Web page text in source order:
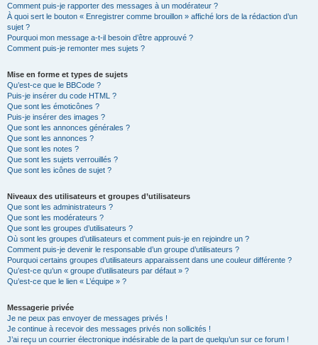
Comment puis-je rapporter des messages à un modérateur ?
À quoi sert le bouton « Enregistrer comme brouillon » affiché lors de la rédaction d’un
sujet ?
Pourquoi mon message a-t-il besoin d’être approuvé ?
Comment puis-je remonter mes sujets ?
Mise en forme et types de sujets
Qu’est-ce que le BBCode ?
Puis-je insérer du code HTML ?
Que sont les émoticônes ?
Puis-je insérer des images ?
Que sont les annonces générales ?
Que sont les annonces ?
Que sont les notes ?
Que sont les sujets verrouillés ?
Que sont les icônes de sujet ?
Niveaux des utilisateurs et groupes d’utilisateurs
Que sont les administrateurs ?
Que sont les modérateurs ?
Que sont les groupes d’utilisateurs ?
Où sont les groupes d’utilisateurs et comment puis-je en rejoindre un ?
Comment puis-je devenir le responsable d’un groupe d’utilisateurs ?
Pourquoi certains groupes d’utilisateurs apparaissent dans une couleur différente ?
Qu’est-ce qu’un « groupe d’utilisateurs par défaut » ?
Qu’est-ce que le lien « L’équipe » ?
Messagerie privée
Je ne peux pas envoyer de messages privés !
Je continue à recevoir des messages privés non sollicités !
J’ai reçu un courrier électronique indésirable de la part de quelqu’un sur ce forum !